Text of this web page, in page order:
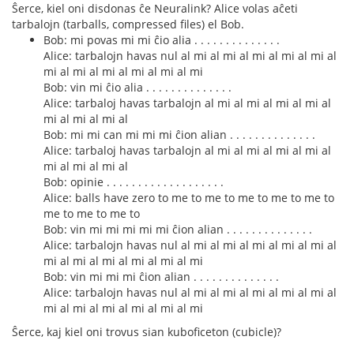
Ŝerce, kiel oni disdonas ĉe Neuralink? Alice volas aĉeti
tarbalojn (tarballs, compressed files) el Bob.
Bob: mi povas mi mi ĉio alia . . . . . . . . . . . . . .
Alice: tarbalojn havas nul al mi al mi al mi al mi al mi al
mi al mi al mi al mi al mi al mi
Bob: vin mi ĉio alia . . . . . . . . . . . . . .
Alice: tarbaloj havas tarbalojn al mi al mi al mi al mi al
mi al mi al mi al
Bob: mi mi can mi mi mi ĉion alian . . . . . . . . . . . . . .
Alice: tarbaloj havas tarbalojn al mi al mi al mi al mi al
mi al mi al mi al
Bob: opinie . . . . . . . . . . . . . . . . . . .
Alice: balls have zero to me to me to me to me to me to
me to me to me to
Bob: vin mi mi mi mi mi ĉion alian . . . . . . . . . . . . . .
Alice: tarbalojn havas nul al mi al mi al mi al mi al mi al
mi al mi al mi al mi al mi al mi
Bob: vin mi mi mi ĉion alian . . . . . . . . . . . . . .
Alice: tarbalojn havas nul al mi al mi al mi al mi al mi al
mi al mi al mi al mi al mi al mi
Ŝerce, kaj kiel oni trovus sian kuboficeton (cubicle)?